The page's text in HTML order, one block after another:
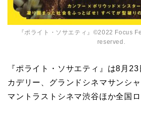
『ポライト・ソサエティ』©︎2022 Focus
reserved.
『ポライト・ソサエティ』は8月
カデリー、グランドシネマサンシ
マントラストシネマ渋谷ほか全国